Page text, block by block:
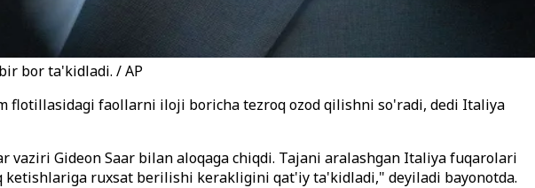
bor ta'kidladi. / AP
flotillasidagi faollarni iloji boricha tezroq ozod qilishni so'radi, dedi Italiya
Gideon Saar bilan aloqaga chiqdi. Tajani aralashgan Italiya fuqarolari
ruxsat berilishi kerakligini qat'iy ta'kidladi," deyiladi bayonotda.